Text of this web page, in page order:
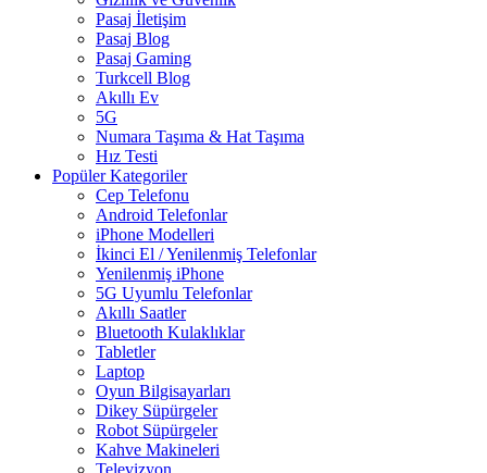
Pasaj İletişim
Pasaj Blog
Pasaj Gaming
Turkcell Blog
Akıllı Ev
5G
Numara Taşıma & Hat Taşıma
Hız Testi
Popüler Kategoriler
Cep Telefonu
Android Telefonlar
iPhone Modelleri
İkinci El / Yenilenmiş Telefonlar
Yenilenmiş iPhone
5G Uyumlu Telefonlar
Akıllı Saatler
Bluetooth Kulaklıklar
Tabletler
Laptop
Oyun Bilgisayarları
Dikey Süpürgeler
Robot Süpürgeler
Kahve Makineleri